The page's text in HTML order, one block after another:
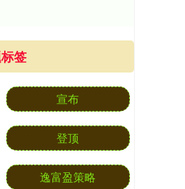
签
宣布
登顶
逸富盈策略